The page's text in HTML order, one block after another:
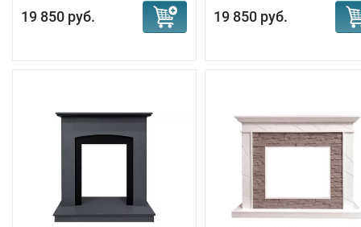
19 850 руб. 19 850 руб.